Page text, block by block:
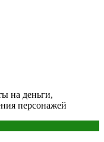
на деньги,
персонажей